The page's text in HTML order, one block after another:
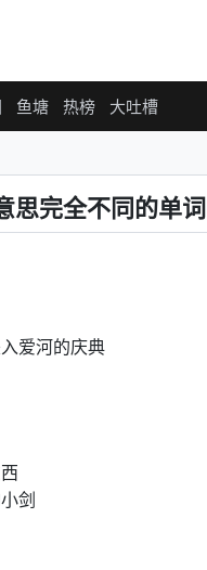
鱼塘 热榜 大吐槽
思完全不同的单词
爱河的庆典
剑